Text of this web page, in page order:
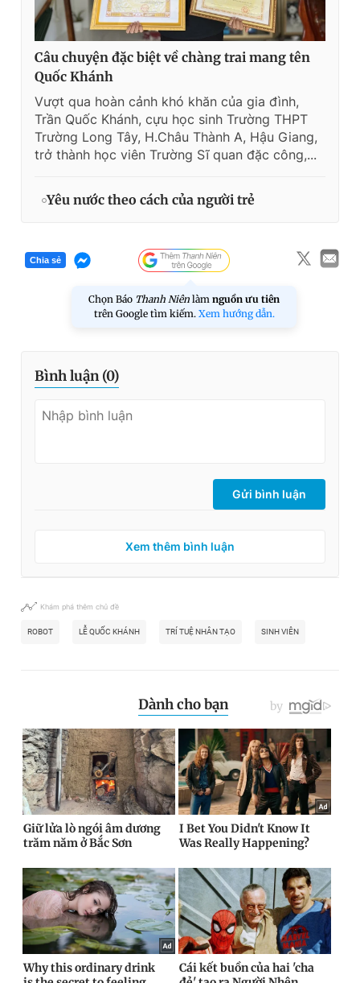
Câu chuyện đặc biệt về chàng trai mang tên
Quốc Khánh
Vượt qua hoàn cảnh khó khăn của gia đình,
Trần Quốc Khánh, cựu học sinh Trường THPT
Trường Long Tây, H.Châu Thành A, Hậu Giang,
trở thành học viên Trường Sĩ quan đặc công,...
Yêu nước theo cách của người trẻ
Chia sẻ
Chọn Báo Thanh Niên làm nguồn ưu tiên
trên Google tìm kiếm. Xem hướng dẫn.
Bình luận (0)
Gửi bình luận
Xem thêm bình luận
Khám phá thêm chủ đề
ROBOT LỄ QUỐC KHÁNH TRÍ TUỆ NHÂN TẠO SINH VIÊN